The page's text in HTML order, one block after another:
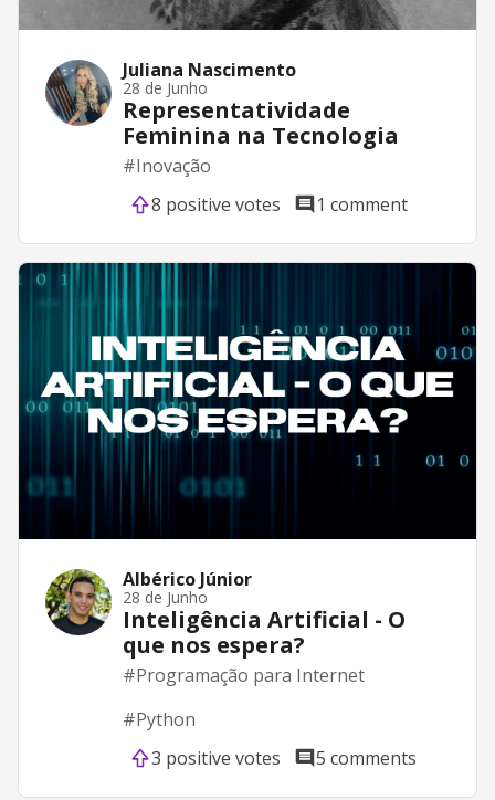
Juliana Nascimento
28 de Junho
Representatividade
Feminina na Tecnologia
#Inovação
8 positive votes
1 comment
Albérico Júnior
28 de Junho
Inteligência Artificial - O
que nos espera?
#Programação para Internet
#Python
3 positive votes
5 comments